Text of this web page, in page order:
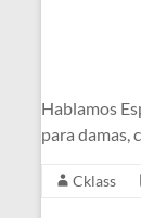
Hablamos
para damas,
Cklass